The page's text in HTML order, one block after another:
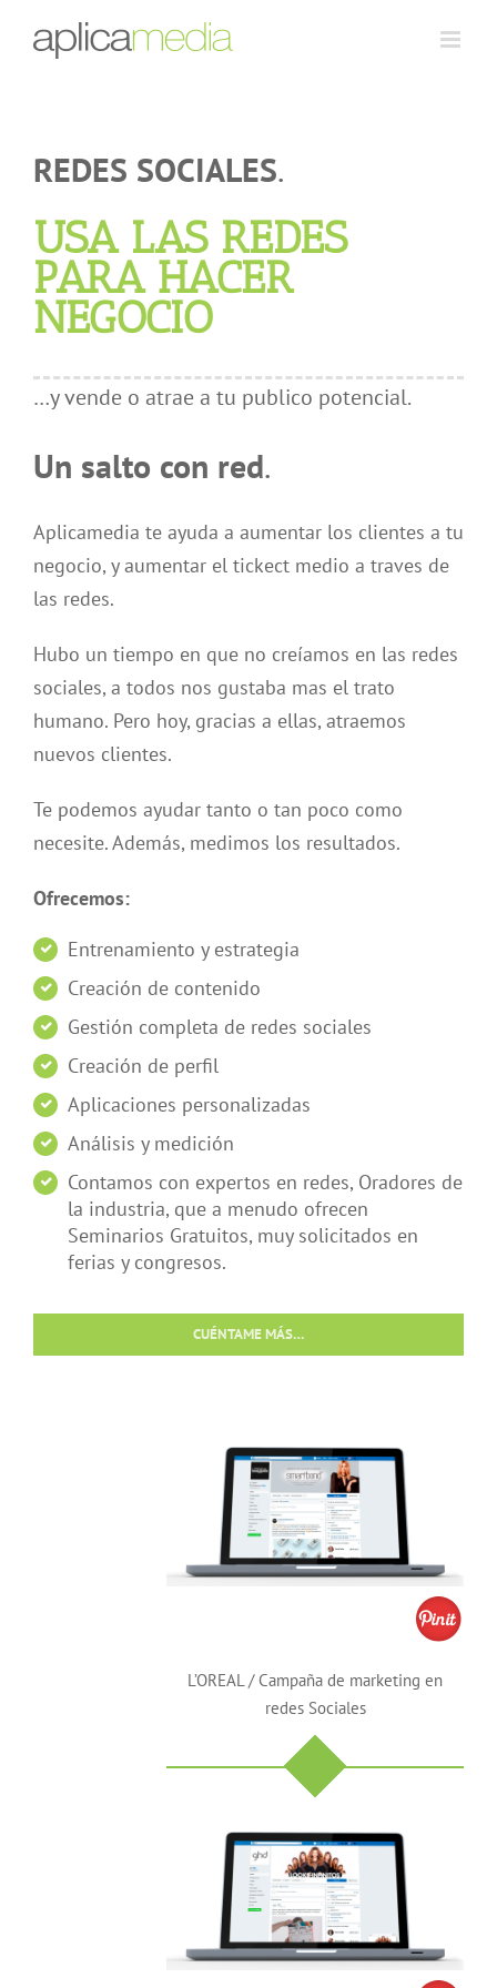
REDES SOCIALES.
USA LAS REDES
PARA HACER
NEGOCIO
…y vende o atrae a tu publico potencial.
Un salto con red.
Aplicamedia te ayuda a aumentar los clientes a tu
negocio, y aumentar el tickect medio a traves de
las redes.
Hubo un tiempo en que no creíamos en las redes
sociales, a todos nos gustaba mas el trato
humano. Pero hoy, gracias a ellas, atraemos
nuevos clientes.
Te podemos ayudar tanto o tan poco como
necesite. Además, medimos los resultados.
Ofrecemos:
Entrenamiento y estrategia
Creación de contenido
Gestión completa de redes sociales
Creación de perfil
Aplicaciones personalizadas
Análisis y medición
Contamos con expertos en redes, Oradores de
la industria, que a menudo ofrecen
Seminarios Gratuitos, muy solicitados en
ferias y congresos.
CUÉNTAME MÁS…
L’OREAL / Campaña de marketing en
redes Sociales